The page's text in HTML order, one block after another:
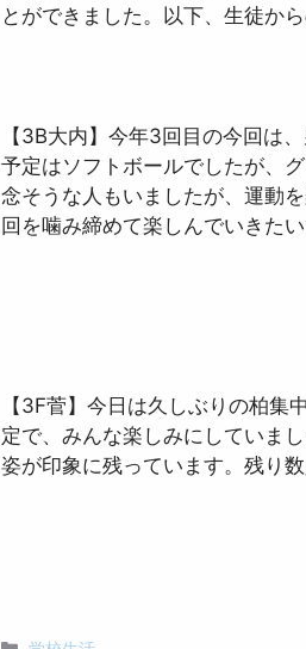
とができました。以下、生徒から
【3B大内】今年3回目の今回は
予定はソフトボールでしたが、
念そうな人もいましたが、運動
回を噛み締めて楽しんでいきたい
【3F菅】今日は久しぶりの柏
定で、みんな楽しみにしていま
姿が印象に残っています。残り